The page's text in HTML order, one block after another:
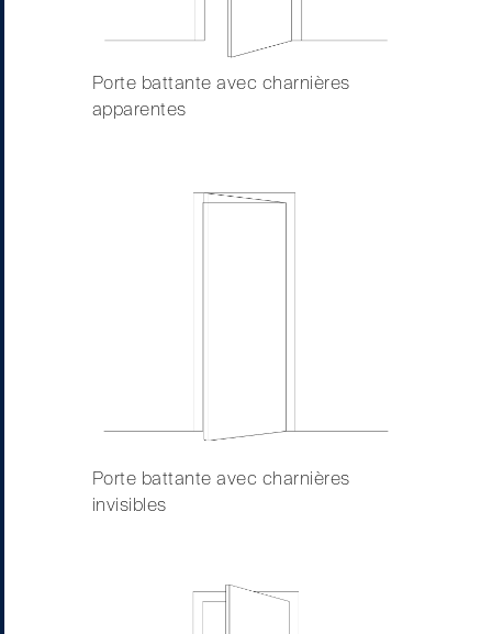
Porte battante avec charnières
apparentes
Porte battante avec charnières
invisibles